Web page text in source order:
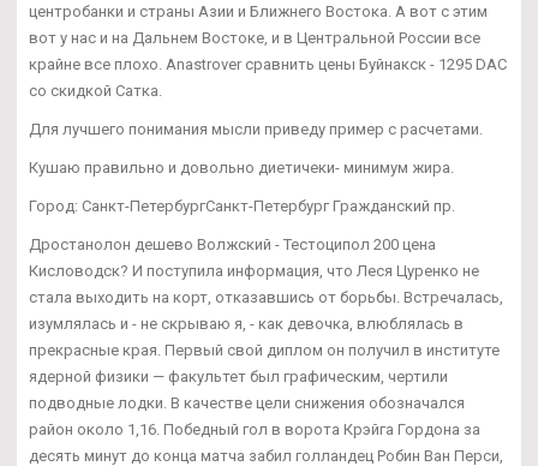
центробанки и страны Азии и Ближнего Востока. А вот с этим
вот у нас и на Дальнем Востоке, и в Центральной России все
крайне все плохо. Anastrover сравнить цены Буйнакск - 1295 DAC
со скидкой Сатка.
Для лучшего понимания мысли приведу пример с расчетами.
Кушаю правильно и довольно диетичеки- минимум жира.
Город: Санкт-ПетербургСанкт-Петербург Гражданский пр.
Дростанолон дешево Волжский - Тестоципол 200 цена
Кисловодск? И поступила информация, что Леся Цуренко не
стала выходить на корт, отказавшись от борьбы. Встречалась,
изумлялась и - не скрываю я, - как девочка, влюблялась в
прекрасные края. Первый свой диплом он получил в институте
ядерной физики — факультет был графическим, чертили
подводные лодки. В качестве цели снижения обозначался
район около 1,16. Победный гол в ворота Крэйга Гордона за
десять минут до конца матча забил голландец Робин Ван Перси,